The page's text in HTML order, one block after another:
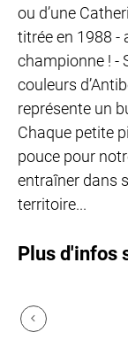
ou d’une
titrée en 1988 -
championne ! -
couleurs
représente un
Chaque petite
pouce pour
entraîner dans
territoire...
Plus d'infos